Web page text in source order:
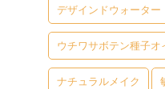
デザインドウォーター
ウチワサボテン種子オ
ナチュラルメイク